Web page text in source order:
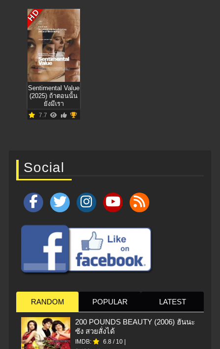
HD
Sentimental Value
(2025) ถ้าตอนนั้น
ยังมีเรา
7.7
Social
RANDOM POPULAR LATEST
200 POUNDS BEAUTY (2006) ฮันนะ
ซัง สวยสั่งได้
IMDB: 6.8 / 10